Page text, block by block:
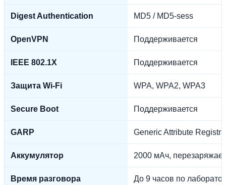
Digest Authentication MD5 / MD5-sess
OpenVPN Поддерживается
IEEE 802.1X Поддерживается
Защита Wi-Fi WPA, WPA2, WPA3
Secure Boot Поддерживается
GARP Generic Attribute
Аккумулятор 2000 мАч,
Время разговора До 9 часов по